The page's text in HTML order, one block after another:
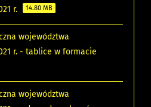
r.
14.80 MB
województwa
r. - tablice w formacie
województwa